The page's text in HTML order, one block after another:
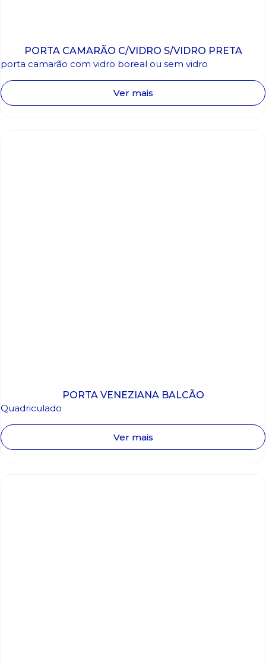
PORTA CAMARÃO C/VIDRO S/VIDRO PRETA
porta camarão com vidro boreal ou sem vidro
Ver mais
PORTA VENEZIANA BALCÃO
Quadriculado
Ver mais